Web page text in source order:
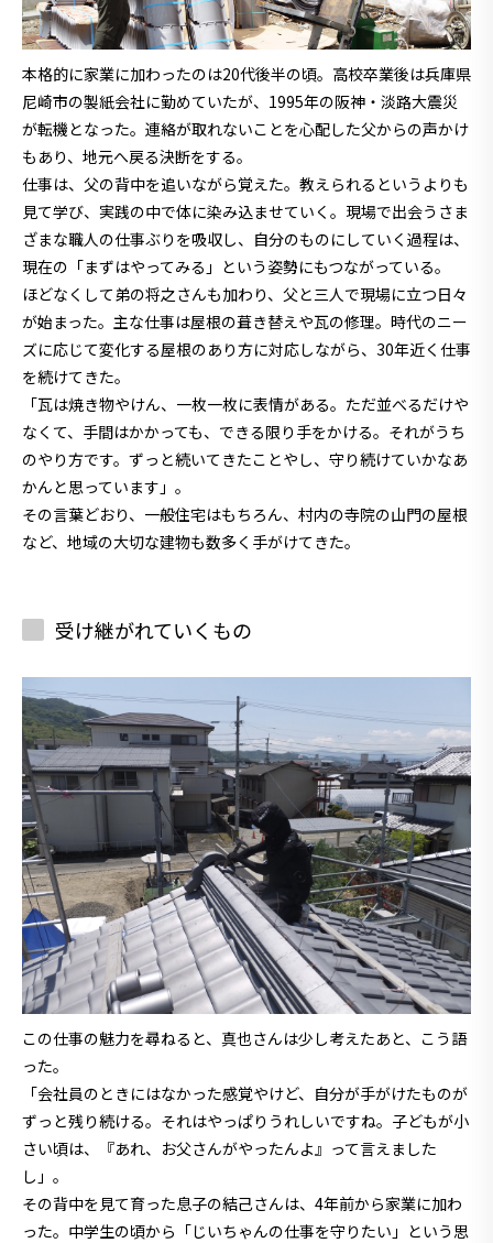
本格的に家業に加わったのは20代後半の頃。高校卒業後は兵庫県
尼崎市の製紙会社に勤めていたが、1995年の阪神・淡路大震災
が転機となった。連絡が取れないことを心配した父からの声かけ
もあり、地元へ戻る決断をする。
仕事は、父の背中を追いながら覚えた。教えられるというよりも
見て学び、実践の中で体に染み込ませていく。現場で出会うさま
ざまな職人の仕事ぶりを吸収し、自分のものにしていく過程は、
現在の「まずはやってみる」という姿勢にもつながっている。
ほどなくして弟の将之さんも加わり、父と三人で現場に立つ日々
が始まった。主な仕事は屋根の葺き替えや瓦の修理。時代のニー
ズに応じて変化する屋根のあり方に対応しながら、30年近く仕事
を続けてきた。
「瓦は焼き物やけん、一枚一枚に表情がある。ただ並べるだけや
なくて、手間はかかっても、できる限り手をかける。それがうち
のやり方です。ずっと続いてきたことやし、守り続けていかなあ
かんと思っています」。
その言葉どおり、一般住宅はもちろん、村内の寺院の山門の屋根
など、地域の大切な建物も数多く手がけてきた。
受け継がれていくもの
この仕事の魅力を尋ねると、真也さんは少し考えたあと、こう語
った。
「会社員のときにはなかった感覚やけど、自分が手がけたものが
ずっと残り続ける。それはやっぱりうれしいですね。子どもが小
さい頃は、『あれ、お父さんがやったんよ』って言えました
し」。
その背中を見て育った息子の結己さんは、4年前から家業に加わ
った。中学生の頃から「じいちゃんの仕事を守りたい」という思